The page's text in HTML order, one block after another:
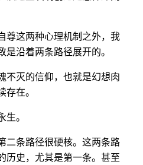
尊这两种心理机制之外，我
沿着两条路径展开的。
不灭的信仰，也就是幻想肉
在。
。
二条路径很硬核。这两条路
历史，尤其是第一条。甚至